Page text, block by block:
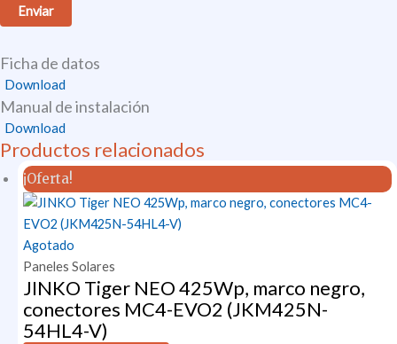
Ficha de datos
Download
Manual de instalación
Download
Productos relacionados
¡Oferta!
Agotado
Paneles Solares
JINKO Tiger NEO 425Wp, marco negro,
conectores MC4-EVO2 (JKM425N-
54HL4-V)